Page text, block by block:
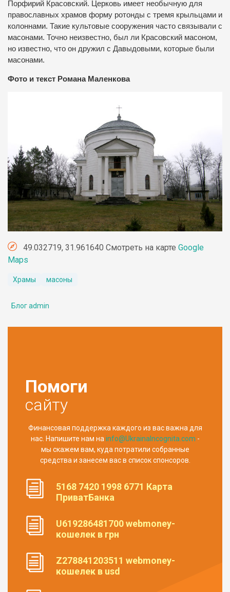
Порфирий Красовский. Церковь имеет необычную для
православных храмов форму ротонды с тремя крыльцами и
колоннами. Такие культовые сооружения часто связывали с
масонами. Точно неизвестно, был ли Красовский масоном,
но известно, что он дружил с Давыдовыми, которые были
масонами.
Фото и текст Романа Маленкова
49.032719, 31.961640 Смотреть на карте Google
Maps
Храмы масоны
Блог admin
Помоги
сайту
Финансовая поддержка каждого из вас важна для
нас. Напишите нам на info@UkrainaIncognita.com -
мы скажем вам, куда потратили собранные
средства и занесем вас в список спонсоров.
5168 7420 1998 6771 Карта
ПриватБанка
U619286481700 webmoney-
кошелек в грн
Z278841203511 webmoney-
кошелек в usd